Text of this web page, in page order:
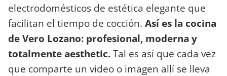
electrodomésticos de estética elegante que
facilitan el tiempo de cocción. Así es la cocina
de Vero Lozano: profesional, moderna y
totalmente aesthetic.Tal es así que cada vez
que comparte un video o imagen allí se lleva